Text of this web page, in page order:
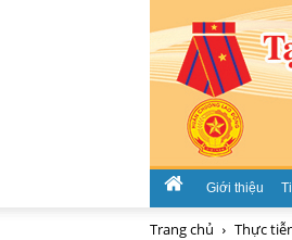
Giới thiệu
Trang chủ Thực